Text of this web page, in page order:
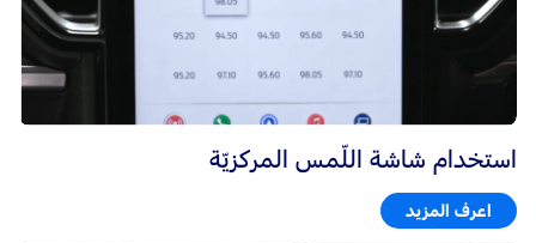
استخدام شاشة اللّمس المركزيّة
اعرف المزيد